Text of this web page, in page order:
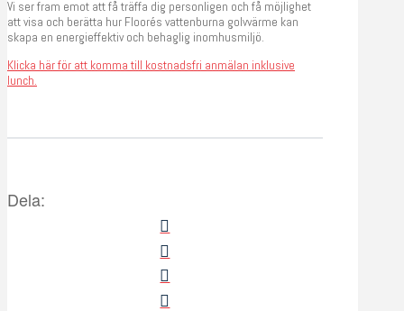
Vi ser fram emot att få träffa dig personligen och få möjlighet
att visa och berätta hur Floorés vattenburna golvvärme kan
skapa en energieffektiv och behaglig inomhusmiljö.
Klicka här för att komma till kostnadsfri anmälan inklusive
lunch.
Dela: